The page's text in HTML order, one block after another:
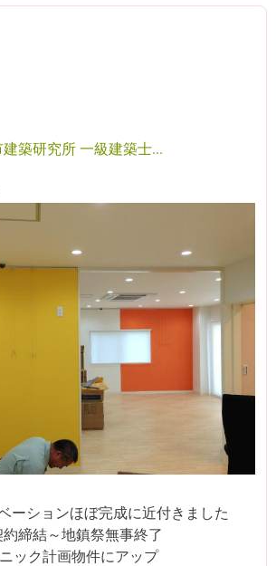
築研究所 一級建築士...
ーションほぼ完成に近付きました
締結～地鎮祭無事終了
ック計画物件にアップ